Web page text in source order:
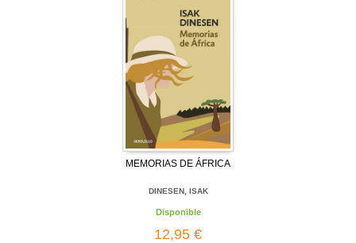
MEMORIAS DE ÁFRICA
DINESEN, ISAK
Disponible
12,95 €